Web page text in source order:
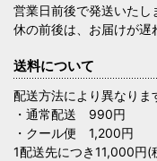
営業日前後で発送いたし
休の前後は、お届けが遅
送料について
配送方法により異なりま
・通常配送 990円
・クール便 1,200円
1配送先につき11,000円(